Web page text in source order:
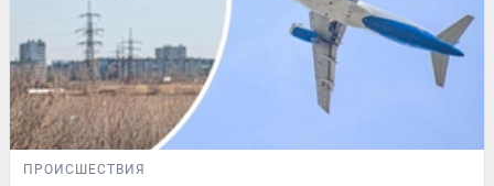
ПРОИСШЕСТВИЯ